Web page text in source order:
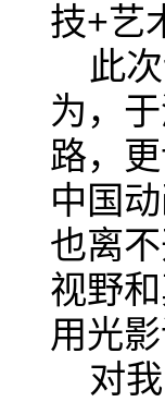
技+艺
此
为，
路，
中国
也离
视野
用光
对